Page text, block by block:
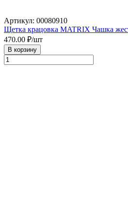
Артикул: 00080910
Щетка крацовка MATRIX Чашка
470.00 ₽/шт
В корзину